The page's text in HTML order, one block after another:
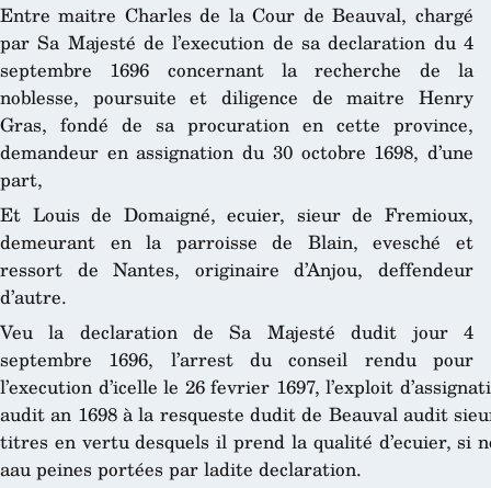
Entre maitre Charles de la Cour de Beauval, chargé
par Sa Majesté de l’execution de sa declaration du 4
septembre 1696 concernant la recherche de la
noblesse, poursuite et diligence de maitre Henry
Gras, fondé de sa procuration en cette province,
demandeur en assignation du 30 octobre 1698, d’une
part,
Et Louis de Domaigné, ecuier, sieur de Fremioux,
demeurant en la parroisse de Blain, evesché et
ressort de Nantes, originaire d’Anjou, deffendeur
d’autre.
Veu la declaration de Sa Majesté dudit jour 4
septembre 1696, l’arrest du conseil rendu pour
l’execution d’icelle le 26 fevrier 1697, l’exploit
audit an 1698 à la resqueste dudit de Beauval audit
titres en vertu desquels il prend la qualité d’ecuier, si
aau peines portées par ladite declaration.